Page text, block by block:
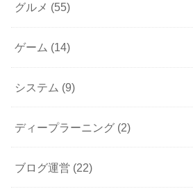
グルメ (55)
ゲーム (14)
システム (9)
ディープラーニング (2)
ブログ運営 (22)